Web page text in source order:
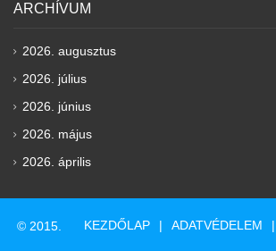
ARCHÍVUM
2026. augusztus
2026. július
2026. június
2026. május
2026. április
© 2015. KEZDŐLAP ADATVÉDELEM